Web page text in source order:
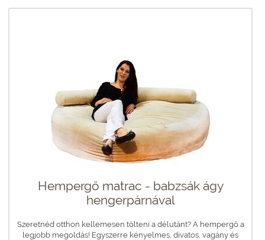
Hempergő matrac - babzsák ágy
hengerpárnával
Szeretnéd otthon kellemesen tölteni a délutánt? A hempergő a
legjobb megoldás! Egyszerre kényelmes, divatos, vagány és